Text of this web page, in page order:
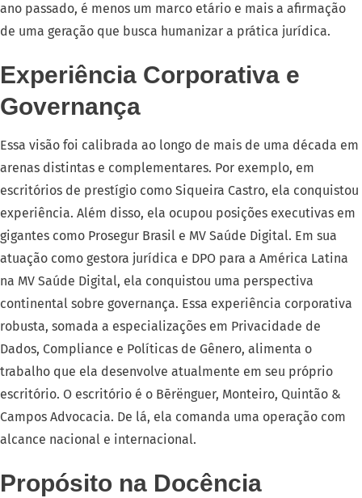
ano passado, é menos um marco etário e mais a afirmação
de uma geração que busca humanizar a prática jurídica.
Experiência Corporativa e
Governança
Essa visão foi calibrada ao longo de mais de uma década em
arenas distintas e complementares. Por exemplo, em
escritórios de prestígio como Siqueira Castro, ela conquistou
experiência. Além disso, ela ocupou posições executivas em
gigantes como Prosegur Brasil e MV Saúde Digital. Em sua
atuação como gestora jurídica e DPO para a América Latina
na MV Saúde Digital, ela conquistou uma perspectiva
continental sobre governança. Essa experiência corporativa
robusta, somada a especializações em Privacidade de
Dados, Compliance e Políticas de Gênero, alimenta o
trabalho que ela desenvolve atualmente em seu próprio
escritório. O escritório é o Bērënguer, Monteiro, Quintão &
Campos Advocacia. De lá, ela comanda uma operação com
alcance nacional e internacional.
Propósito na Docência